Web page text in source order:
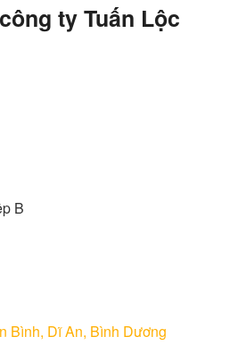
ty Tuấn Lộc
B
Bình, Dĩ An, Bình Dương